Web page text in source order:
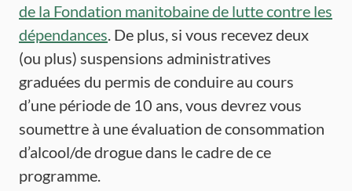
de la Fondation manitobaine de lutte contre les
dépendances. De plus, si vous recevez deux
(ou plus) suspensions administratives
graduées du permis de conduire au cours
d’une période de 10 ans, vous devrez vous
soumettre à une évaluation de consommation
d’alcool/de drogue dans le cadre de ce
programme.